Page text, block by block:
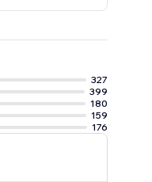
327
399
180
159
176